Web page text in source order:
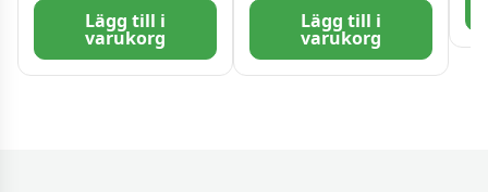
Lägg till i
varukorg
Lägg till i
varukorg